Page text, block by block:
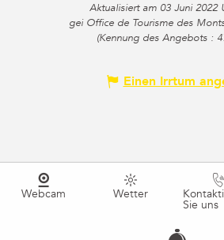
Aktualisiert am 03 Juni 2022
gei Office de Tourisme des
(Kennung des Angebots :
Einen Irrtum
Webcam Wetter
Sie uns